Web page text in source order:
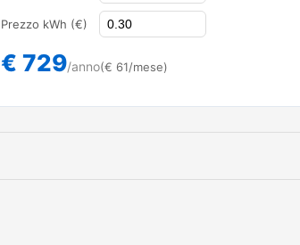
Prezzo kWh (€)
€ 729/anno(€ 61/mese)